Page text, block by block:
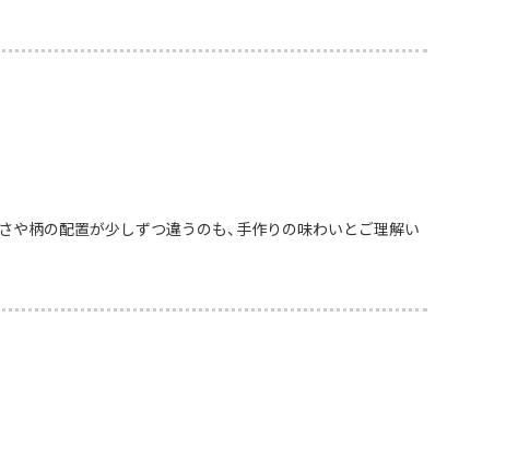
や柄の配置が少しずつ違うのも、手作りの味わいとご理解い